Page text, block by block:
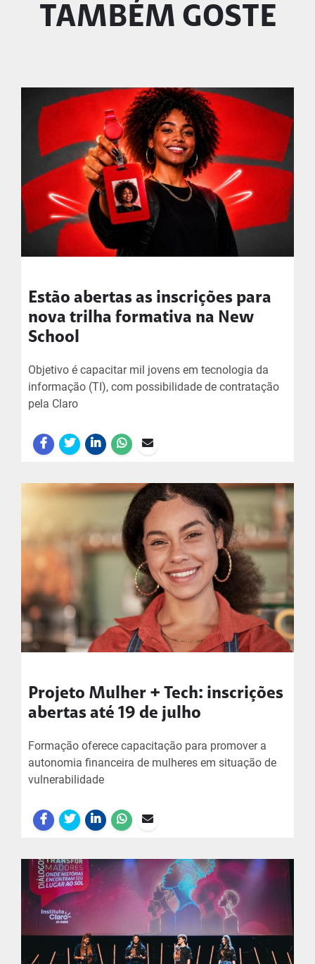
TAMBÉM GOSTE
Estão abertas as inscrições para
nova trilha formativa na New
School
Objetivo é capacitar mil jovens em tecnologia da
informação (TI), com possibilidade de contratação
pela Claro
Projeto Mulher + Tech: inscrições
abertas até 19 de julho
Formação oferece capacitação para promover a
autonomia financeira de mulheres em situação de
vulnerabilidade